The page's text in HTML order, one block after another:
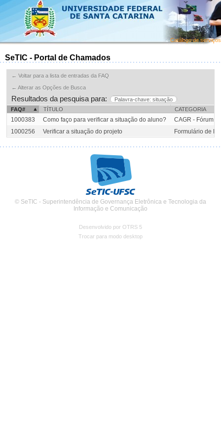
Catálogo de serviços
SeTIC - Portal de Chamados
← Voltar para a lista de entradas da FAQ
← Alterar as Opções de Busca
Resultados da pesquisa para:
Palavra-chave: situação
FAQ#
TÍTULO CATEGORIA
1000383 Como faço para verificar a situação do aluno?
CAGR -
1000256
Verificar a situação do projeto Formulário de
© SeTIC - Superintendência de Governança Eletrônica e Tecnologia da
Informação e Comunicação
Desenvolvido por OTRS 5
Trocar para modo desktop